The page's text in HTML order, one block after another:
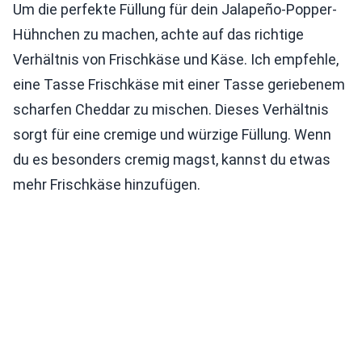
Um die perfekte Füllung für dein Jalapeño-Popper-
Hühnchen zu machen, achte auf das richtige
Verhältnis von Frischkäse und Käse. Ich empfehle,
eine Tasse Frischkäse mit einer Tasse geriebenem
scharfen Cheddar zu mischen. Dieses Verhältnis
sorgt für eine cremige und würzige Füllung. Wenn
du es besonders cremig magst, kannst du etwas
mehr Frischkäse hinzufügen.